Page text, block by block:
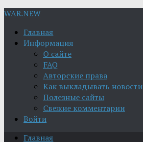
WAR.NEW
Главная
Информация
О сайте
FAQ
Авторские права
Как выкладывать новости
Полезные сайты
Свежие комментарии
Войти
Главная